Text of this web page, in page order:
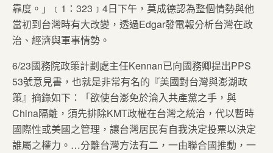
靠度。」﹝1：323﹞4日下午，莫成德認為整個情勢與他
當初到台灣時有大改變，透過Edgar發電報分析台灣在政
治、經濟與軍事情勢。
6/23國務院政策計劃處主任Kennan已向國務卿提出PPS
53號意見書，也就是非常有名的『美國對台灣與澎湖政
策』摘錄如下：「欲使台澎免於淪入共產黨之手，與
China隔離，須先排除KMT政權在台灣之統治，代以暫時
國際性或美國之管理，讓台灣居民有自我決定投票以決定
誰屬之權力。…分離台灣方法有二，一由聯合國推動，一